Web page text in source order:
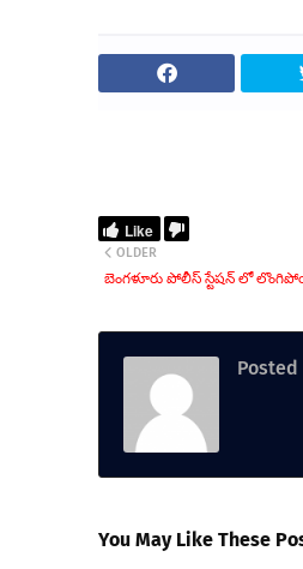
Like
OLDER
బెంగళూరు పోలీస్ స్టేషన్ లో
Posted
You May Like These